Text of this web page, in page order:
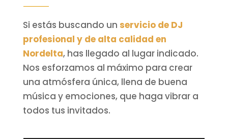
Si estás buscando un servicio de DJ
profesional y de alta calidad en
Nordelta, has llegado al lugar indicado.
Nos esforzamos al máximo para crear
una atmósfera única, llena de buena
música y emociones, que haga vibrar a
todos tus invitados.